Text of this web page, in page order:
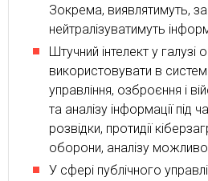
Зокрема, виявлятимуть,
нейтралізуватимуть
Штучний інтелект у
використовувати в
управління, озброєння і
та аналізу інформації під
розвідки, протидії
оборони, аналізу
У сфері публічного